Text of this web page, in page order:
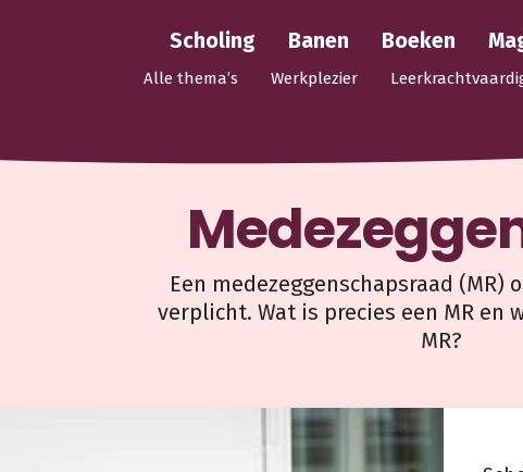
Scholing Banen Boeken
Alle thema’s Werkplezier
Een medezeggenschapsraad (MR)
verplicht. Wat is precies een MR en
MR?